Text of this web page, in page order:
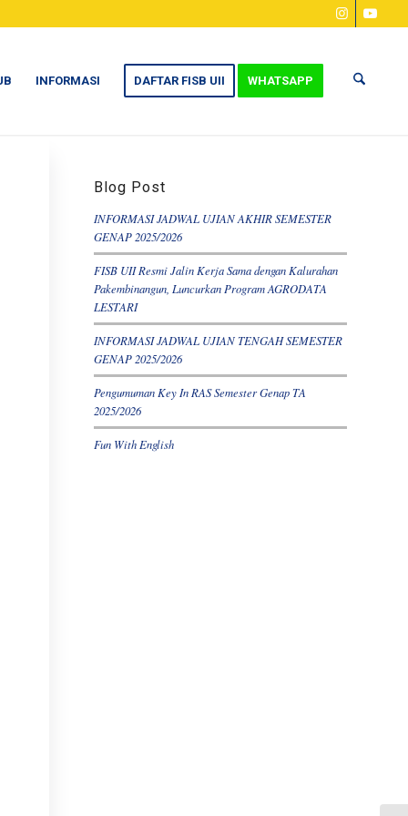
INFORMASI DAFTAR FISB UII WHATSAPP
Blog Post
INFORMASI JADWAL UJIAN AKHIR SEMESTER
GENAP 2025/2026
FISB UII Resmi Jalin Kerja Sama dengan Kalurahan
Pakembinangun, Luncurkan Program AGRODATA
LESTARI
INFORMASI JADWAL UJIAN TENGAH SEMESTER
GENAP 2025/2026
Pengumuman Key In RAS Semester Genap TA
2025/2026
Fun With English